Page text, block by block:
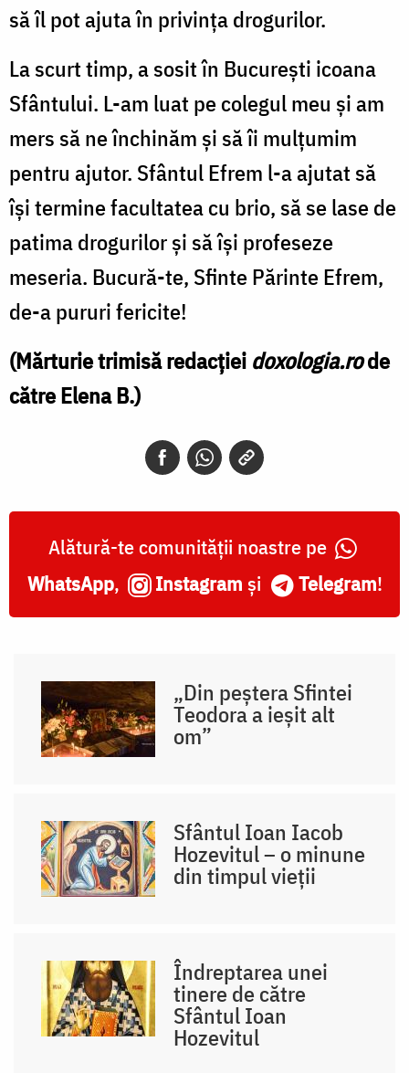
să îl pot ajuta în privința drogurilor.
La scurt timp, a sosit în București icoana
Sfântului. L-am luat pe colegul meu și am
mers să ne închinăm și să îi mulțumim
pentru ajutor. Sfântul Efrem l-a ajutat să
își termine facultatea cu brio, să se lase de
patima drogurilor și să își profeseze
meseria. Bucură-te, Sfinte Părinte Efrem,
de-a pururi fericite!
(Mărturie trimisă redacției doxologia.rode
către Elena B.)
Alătură-te comunității noastre pe
WhatsApp, Instagram și Telegram!
„Din peștera Sfintei
Teodora a ieșit alt
om”
Sfântul Ioan Iacob
Hozevitul – o minune
din timpul vieții
Îndreptarea unei
tinere de către
Sfântul Ioan
Hozevitul